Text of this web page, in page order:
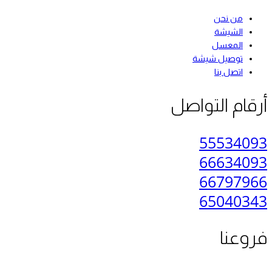
من نحن
الشيشة
المعسل
توصيل شيشة
اتصل بنا
أرقام التواصل
55534093
66634093
66797966
65040343
فروعنا